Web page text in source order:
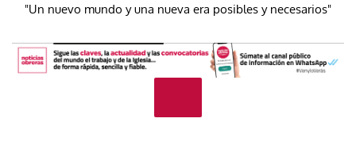
"Un nuevo mundo y una nueva era posibles y necesarios"